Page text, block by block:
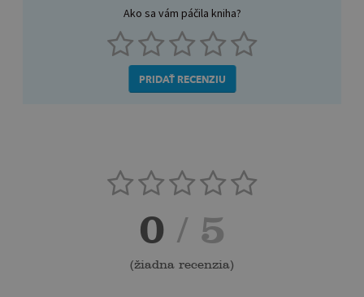
Ako sa vám páčila kniha?
PRIDAŤ RECENZIU
0 / 5
(žiadna recenzia)